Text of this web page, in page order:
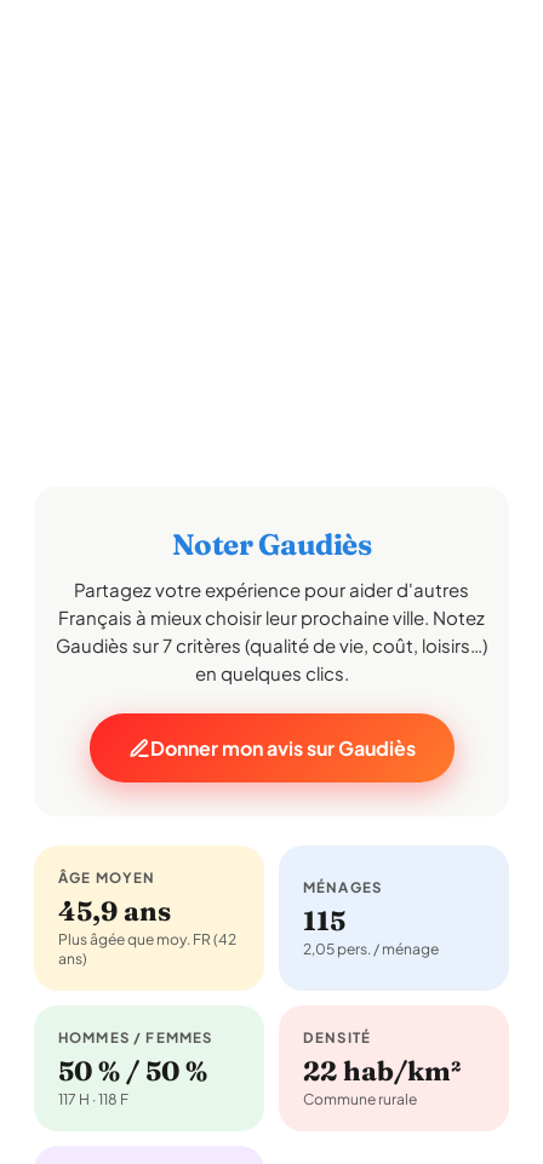
Noter Gaudiès
Partagez votre expérience pour aider d'autres
Français à mieux choisir leur prochaine ville. Notez
Gaudiès sur 7 critères (qualité de vie, coût, loisirs…)
en quelques clics.
Donner mon avis sur Gaudiès
ÂGE MOYEN
45,9 ans
Plus âgée que moy. FR (42
ans)
MÉNAGES
115
2,05 pers. / ménage
HOMMES / FEMMES
50 % / 50 %
117 H · 118 F
DENSITÉ
22 hab/km²
Commune rurale